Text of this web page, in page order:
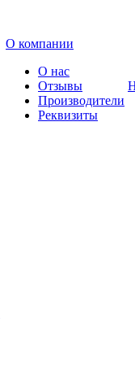
О компании
О нас
Отзывы
Производители
Реквизиты